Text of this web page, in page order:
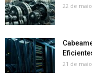
22 de
21 de